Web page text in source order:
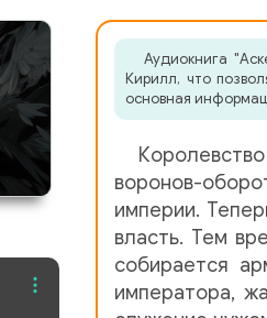
Аудиокнига
Кирилл, что
основная
воронов-
империи.
власть. Тем
собирается
императора,